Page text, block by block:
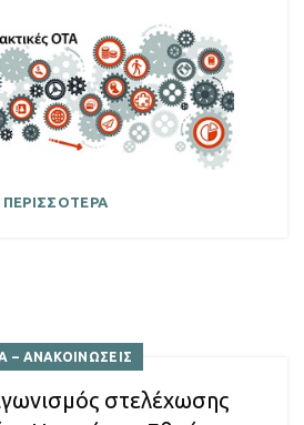
ΠΕΡΙΣΣΟΤΕΡΑ
– ΑΝΑΚΟΙΝΩΣΕΙΣ
στελέχωσης